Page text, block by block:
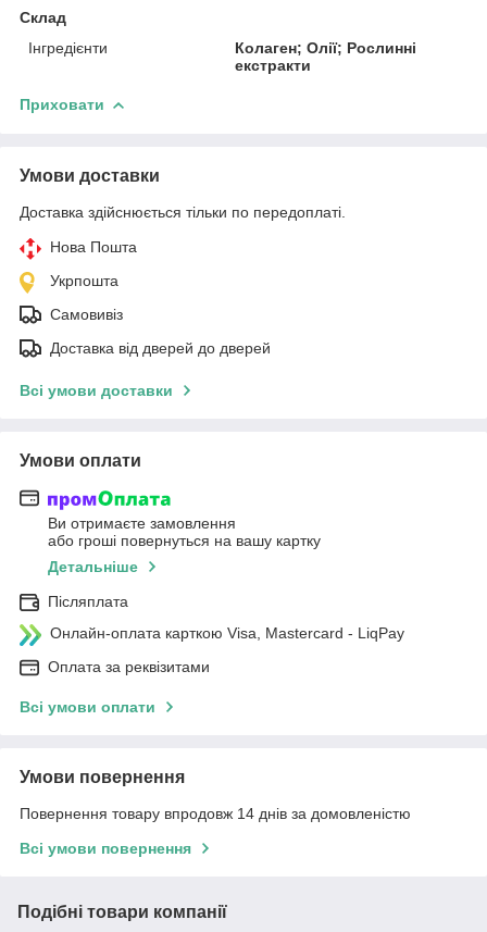
Склад
Інгредієнти
Колаген; Олії; Рослинні
екстракти
Приховати
Умови доставки
Доставка здійснюється тільки по передоплаті.
Нова Пошта
Укрпошта
Самовивіз
Доставка від дверей до дверей
Всі умови доставки
Умови оплати
Ви отримаєте замовлення
або гроші повернуться на вашу картку
Детальніше
Післяплата
Онлайн-оплата карткою Visa, Mastercard - LiqPay
Оплата за реквізитами
Всі умови оплати
Умови повернення
Повернення товару впродовж 14 днів за домовленістю
Всі умови повернення
Подібні товари компанії